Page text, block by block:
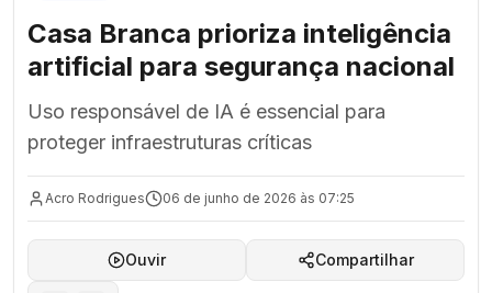
Casa Branca prioriza inteligência
artificial para segurança nacional
Uso responsável de IA é essencial para
proteger infraestruturas críticas
Acro Rodrigues 06 de junho de 2026 às 07:25
Ouvir Compartilhar